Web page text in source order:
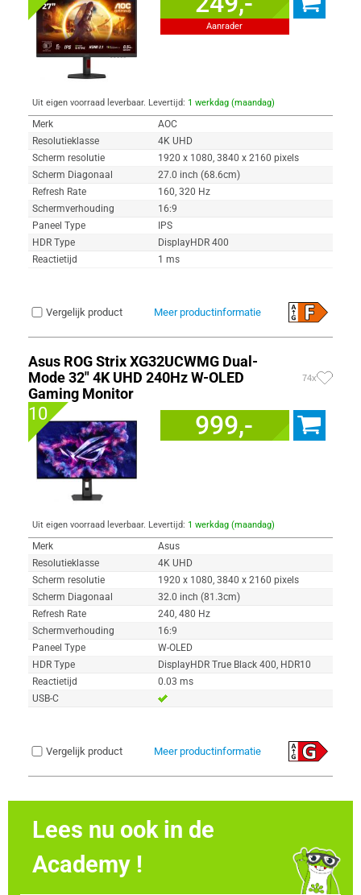
Aanrader
Uit eigen voorraad leverbaar. Levertijd: 1 werkdag (maandag)
Merk
AOC
Resolutieklasse
4K UHD
Scherm resolutie
1920 x 1080, 3840 x 2160 pixels
Scherm Diagonaal
27.0 inch (68.6cm)
Refresh Rate
160, 320 Hz
Schermverhouding
16:9
Paneel Type
IPS
HDR Type
DisplayHDR 400
Reactietijd
1 ms
Vergelijk product Meer productinformatie
Asus ROG Strix XG32UCWMG Dual-
Mode 32" 4K UHD 240Hz W-OLED
Gaming Monitor
74x
10 999,-
Uit eigen voorraad leverbaar. Levertijd: 1 werkdag (maandag)
Merk
Asus
Resolutieklasse
4K UHD
Scherm resolutie
1920 x 1080, 3840 x 2160 pixels
Scherm Diagonaal
32.0 inch (81.3cm)
Refresh Rate
240, 480 Hz
Schermverhouding
16:9
Paneel Type
W-OLED
HDR Type
DisplayHDR True Black 400, HDR10
Reactietijd
0.03 ms
USB-C
Vergelijk product Meer productinformatie
Lees nu ook in de
Academy !